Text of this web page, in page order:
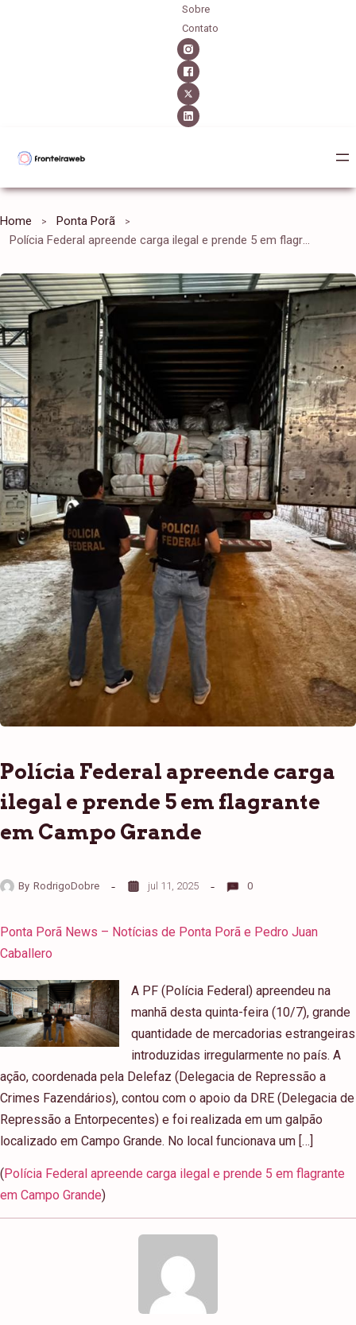
Sobre
Contato
Home
Ponta Porã
Polícia Federal apreende carga ilegal e prende 5 em flagrante em Campo Grande
Polícia Federal apreende carga
ilegal e prende 5 em flagrante
em Campo Grande
By RodrigoDobre jul 11, 2025 0
Ponta Porã News – Notícias de Ponta Porã e Pedro Juan
Caballero
A PF (Polícia Federal) apreendeu na
manhã desta quinta-feira (10/7), grande
quantidade de mercadorias estrangeiras
introduzidas irregularmente no país. A
ação, coordenada pela Delefaz (Delegacia de Repressão a
Crimes Fazendários), contou com o apoio da DRE (Delegacia de
Repressão a Entorpecentes) e foi realizada em um galpão
localizado em Campo Grande. No local funcionava um […]
( Polícia Federal apreende carga ilegal e prende 5 em flagrante
em Campo Grande)